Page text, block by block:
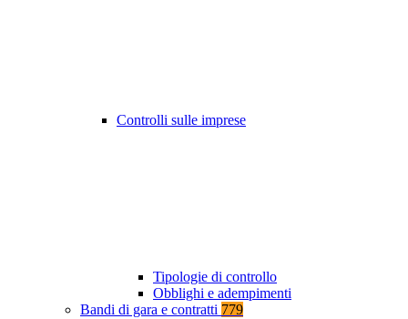
Controlli sulle imprese
Tipologie di controllo
Obblighi e adempimenti
Bandi di gara e contratti 779